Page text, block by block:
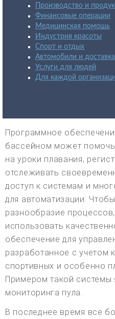
Производство и
Финансовые операции
Медицинская помощь
Индустрия красоты
Спорт и отдых
Автомобили и доставка
Услуги для людей
Для каждой
Программное
бассейном может
на уроки плавания,
отслеживать
доступ к системам и
для автоматизации.
разнообразие
использовать
обеспечение для
разработанное с учетом
спортивных и особенно
Примером такой системы
мониторинга пула.
В последнее время все